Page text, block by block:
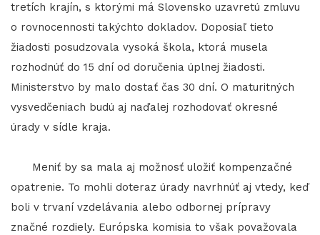
tretích krajín, s ktorými má Slovensko uzavretú zmluvu
o rovnocennosti takýchto dokladov. Doposiaľ tieto
žiadosti posudzovala vysoká škola, ktorá musela
rozhodnúť do 15 dní od doručenia úplnej žiadosti.
Ministerstvo by malo dostať čas 30 dní. O maturitných
vysvedčeniach budú aj naďalej rozhodovať okresné
úrady v sídle kraja.
Meniť by sa mala aj možnosť uložiť kompenzačné
opatrenie. To mohli doteraz úrady navrhnúť aj vtedy, keď
boli v trvaní vzdelávania alebo odbornej prípravy
značné rozdiely. Európska komisia to však považovala